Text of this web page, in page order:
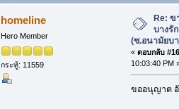
(ซ.อนามัยบางประดู่) อ.เมืองนนทบุรี (อ่
homeline
Hero Member
กระทู้: 11559
Re:
บางรั
(ซ.อนามัยบ
« ตอบกลับ
10:03:40 PM
ขออนุญาต